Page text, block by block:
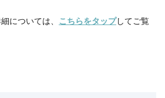
については、 こちらをタップしてご覧